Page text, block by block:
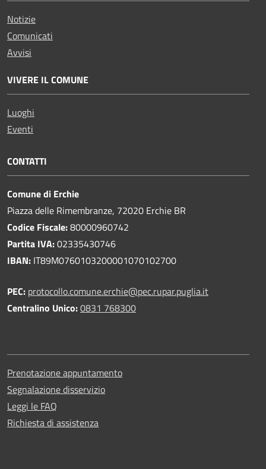
Notizie
Comunicati
Avvisi
VIVERE IL COMUNE
Luoghi
Eventi
CONTATTI
Comune di Erchie
Piazza delle Rimembranze, 72020 Erchie BR
Codice Fiscale:80000960742
Partita IVA:02335430746
IBAN: IT89M0760103200001070102700
PEC: protocollo.comune.erchie@pec.rupar.puglia.it
Centralino Unico:0831 768300
Prenotazione appuntamento
Segnalazione disservizio
Leggi le FAQ
Richiesta di assistenza